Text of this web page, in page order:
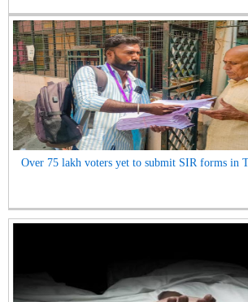
Over 75 lakh voters yet to submit SIR forms in